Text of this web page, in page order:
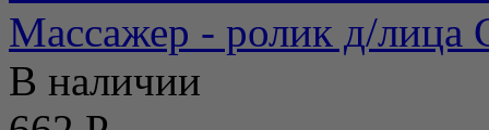
Массажер - ролик д/лица
В наличии